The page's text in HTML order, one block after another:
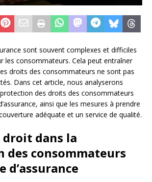
sont souvent complexes et difficiles
les consommateurs. Cela peut entraîner
droits des consommateurs ne sont pas
Dans cet article, nous analyserons
des droits des consommateurs
ainsi que les mesures à prendre
adéquate et un service de qualité.
droit dans la
des consommateurs
d’assurance